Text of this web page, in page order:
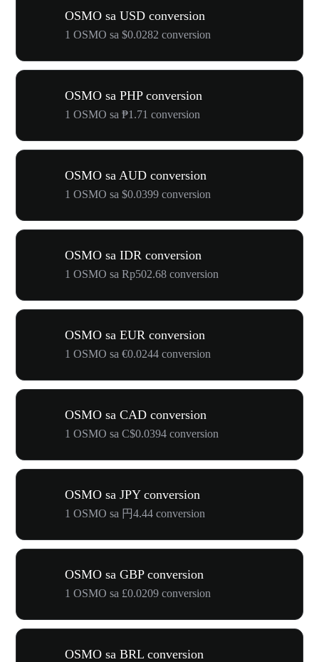
OSMO sa USD conversion
1 OSMO sa $0.0282 conversion
OSMO sa PHP conversion
1 OSMO sa ₱1.71 conversion
OSMO sa AUD conversion
1 OSMO sa $0.0399 conversion
OSMO sa IDR conversion
1 OSMO sa Rp502.68 conversion
OSMO sa EUR conversion
1 OSMO sa €0.0244 conversion
OSMO sa CAD conversion
1 OSMO sa C$0.0394 conversion
OSMO sa JPY conversion
1 OSMO sa 円4.44 conversion
OSMO sa GBP conversion
1 OSMO sa £0.0209 conversion
OSMO sa BRL conversion